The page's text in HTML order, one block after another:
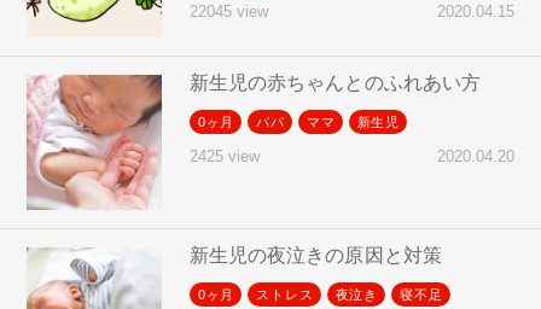
22045 view 2020.04.15
新生児の赤ちゃんとのふれあい方
0ヶ月 パパ ママ 新生児
2425 view 2020.04.20
新生児の夜泣きの原因と対策
0ヶ月 ストレス 夜泣き
寝不足